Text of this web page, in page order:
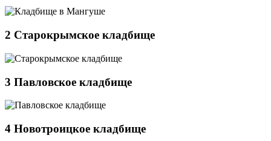
2 Старокрымское кладбище
3 Павловское кладбище
4 Новотроицкое кладбище